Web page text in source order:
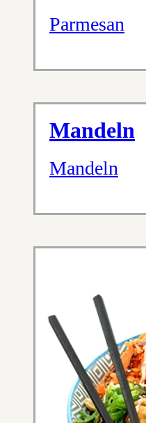
Parmesan
Mandeln
Mandeln